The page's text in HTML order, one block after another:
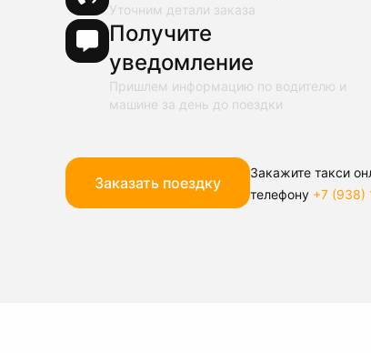
Уточним детали заказа
Получите
уведомление
Пришлем информацию по водителю и
машине за день до поездки
Заказать поездку
Закажите такси
телефону +7 (938)